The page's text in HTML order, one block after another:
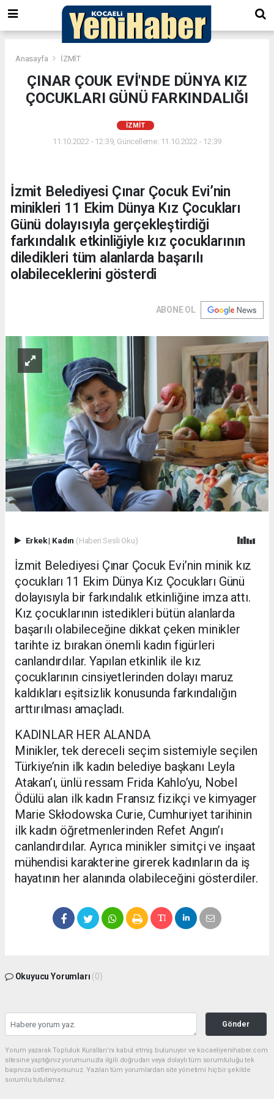
Anasayfa İZMİT
ÇINAR ÇOUK EVİ'NDE DÜNYA KIZ
ÇOCUKLARI GÜNÜ FARKINDALIĞI
İZMİT
11.10.2022 - 12:39, Güncelleme: 11.10.2022 - 12:39
İzmit Belediyesi Çınar Çocuk Evi’nin
minikleri 11 Ekim Dünya Kız Çocukları
Günü dolayısıyla gerçekleştirdiği
farkındalık etkinliğiyle kız çocuklarının
diledikleri tüm alanlarda başarılı
olabileceklerini gösterdi
ABONE OL
Erkek| Kadın (Haberi Sesli Oku)
İzmit Belediyesi Çınar Çocuk Evi’nin minik kız
çocukları 11 Ekim Dünya Kız Çocukları Günü
dolayısıyla bir farkındalık etkinliğine imza attı.
Kız çocuklarının istedikleri bütün alanlarda
başarılı olabileceğine dikkat çeken minikler
tarihte iz bırakan önemli kadın figürleri
canlandırdılar. Yapılan etkinlik ile kız
çocuklarının cinsiyetlerinden dolayı maruz
kaldıkları eşitsizlik konusunda farkındalığın
arttırılması amaçladı.
KADINLAR HER ALANDA
Minikler, tek dereceli seçim sistemiyle seçilen
Türkiye’nin ilk kadın belediye başkanı Leyla
Atakan’ı, ünlü ressam Frida Kahlo’yu, Nobel
Ödülü alan ilk kadın Fransız fizikçi ve kimyager
Marie Skłodowska Curie, Cumhuriyet tarihinin
ilk kadın öğretmenlerinden Refet Angın’ı
canlandırdılar. Ayrıca minikler simitçi ve inşaat
mühendisi karakterine girerek kadınların da iş
hayatının her alanında olabileceğini gösterdiler.
Okuyucu Yorumları (0)
Gönder
Yorum yazarak Topluluk Kuralları’nı kabul etmiş bulunuyor ve kocaeliyenihaber.com
sitesine yaptığınız yorumunuzla ilgili doğrudan veya dolaylı tüm sorumluluğu tek
başınıza üstleniyorsunuz. Yazılan tüm yorumlardan site yönetimi hiçbir şekilde
sorumlu tutulamaz.